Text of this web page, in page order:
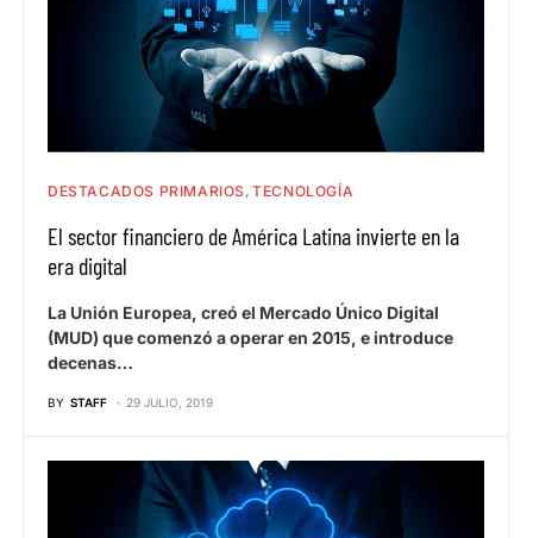
DESTACADOS PRIMARIOS TECNOLOGÍA
El sector financiero de América Latina invierte en la
era digital
La Unión Europea, creó el Mercado Único Digital
(MUD) que comenzó a operar en 2015, e introduce
decenas…
BY STAFF 29 JULIO, 2019